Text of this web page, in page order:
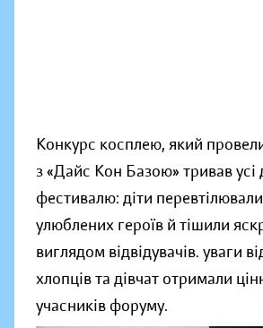
Конкурс косплею, який
з «Дайс Кон Базою» тривав усі
фестивалю: діти
улюблених героїв й тішили
виглядом відвідувачів. уваги
хлопців та дівчат отримали
учасників форуму.